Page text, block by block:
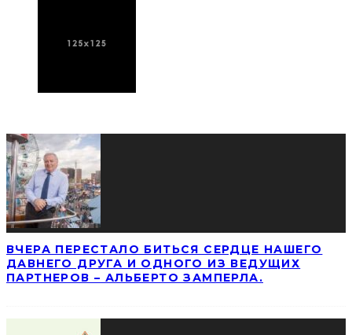
ВЧЕРА ПЕРЕСТАЛО БИТЬСЯ СЕРДЦЕ НАШЕГО
ДАВНЕГО ДРУГА И ОДНОГО ИЗ ВЕДУЩИХ
ПАРТНЕРОВ – АЛЬБЕРТО ЗАМПЕРЛА.